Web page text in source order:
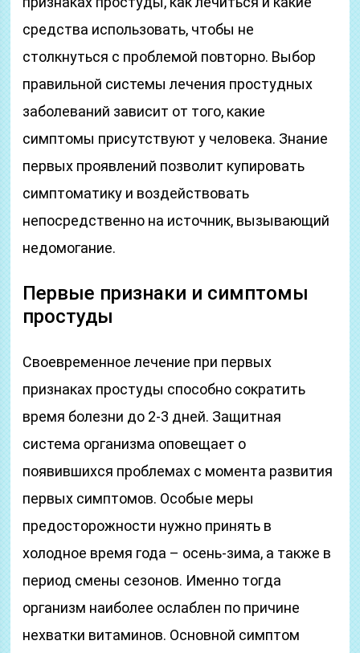
средства использовать, чтобы не
столкнуться с проблемой повторно. Выбор
правильной системы лечения простудных
заболеваний зависит от того, какие
симптомы присутствуют у человека. Знание
первых проявлений позволит купировать
симптоматику и воздействовать
непосредственно на источник, вызывающий
недомогание.
Первые признаки и симптомы
простуды
Своевременное лечение при первых
признаках простуды способно сократить
время болезни до 2-3 дней. Защитная
система организма оповещает о
появившихся проблемах с момента развития
первых симптомов. Особые меры
предосторожности нужно принять в
холодное время года – осень-зима, а также в
период смены сезонов. Именно тогда
организм наиболее ослаблен по причине
нехватки витаминов. Основной симптом